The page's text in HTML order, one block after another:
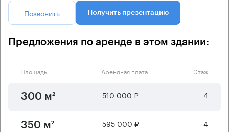
Позвонить Получить презентацию
Предложения по аренде в этом здании:
Площадь Арендная плата Этаж
300 м² 510 000 ₽ 4
350 м² 595 000 ₽ 4